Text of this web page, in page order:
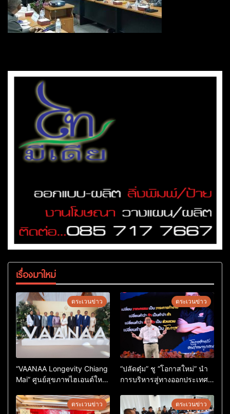
เรื่องมาใหม่
ตระเวนข่าว
“VAANAA Longevity Chiang
Mai” ศูนย์สุขภาพไฮเอนต์ใหญ่
ตระเวนข่าว
“ปลัดตุ๋ม” ชู “โอกาสใหม่” นำ
การบริหารสู่ทางออกประเทศ
ตระเวนข่าว ตระเวนข่าว